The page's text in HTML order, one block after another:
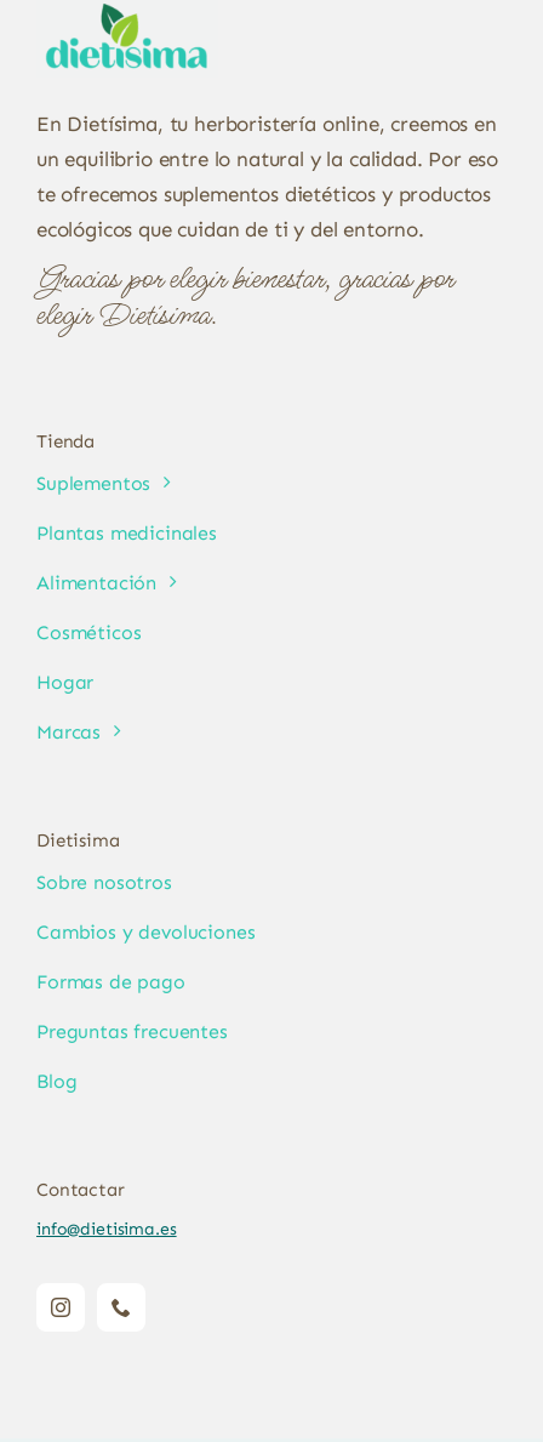
En Dietísima, tu herboristería online, creemos en
un equilibrio entre lo natural y la calidad. Por eso
te ofrecemos suplementos dietéticos y productos
ecológicos que cuidan de ti y del entorno.
Gracias por elegir bienestar, gracias por
elegir Dietísima.
Tienda
Suplementos
Plantas medicinales
Alimentación
Cosméticos
Hogar
Marcas
Dietisima
Sobre nosotros
Cambios y devoluciones
Formas de pago
Preguntas frecuentes
Blog
Contactar
info@dietisima.es